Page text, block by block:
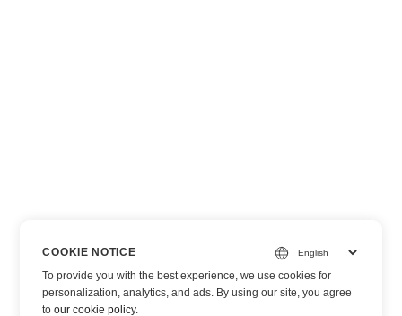
COOKIE NOTICE
To provide you with the best experience, we use cookies for
personalization, analytics, and ads. By using our site, you agree
toour cookie policy.